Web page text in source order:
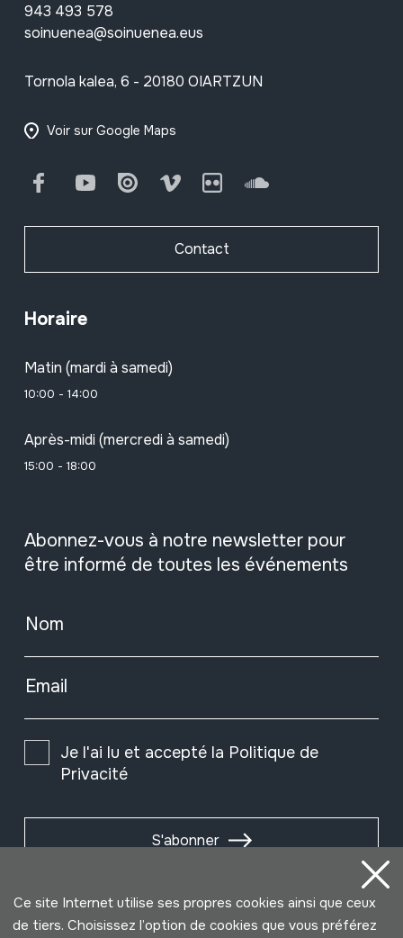
943 493 578
soinuenea@soinuenea.eus
Tornola kalea, 6 - 20180 OIARTZUN
Voir sur Google Maps
FacebookYoutube Issuu Vimeo Flickr SoundCloud
Contact
Horaire
Matin (mardi à samedi)
10:00 - 14:00
Après-midi (mercredi à samedi)
15:00 - 18:00
Abonnez-vous à notre newsletter pour
être informé de toutes les événements
Nom
Email
Je l'ai lu et accepté la Politique de
Privacité
S'abonner
Ce site Internet utilise ses propres cookies ainsi que ceux
de tiers. Choisissez l’option de cookies que vous préférez